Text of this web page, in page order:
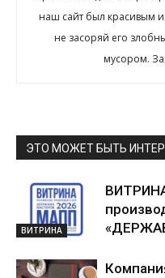
наш сайт был красивым
не засоряй его
мусором.
ЭТО МОЖЕТ БЫТЬ
ВИТРИНА